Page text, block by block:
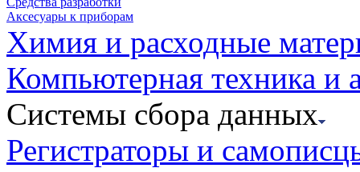
Аксесуары к приборам
Химия и расходные
Компьютерная техника и
Системы сбора данных
Регистраторы и